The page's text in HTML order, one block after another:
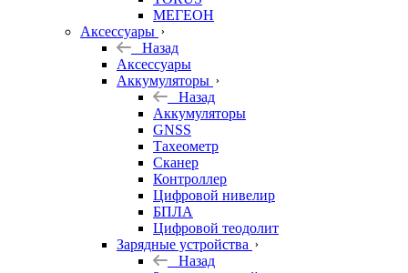
МЕГЕОН
Аксессуары
Назад
Аксессуары
Аккумуляторы
Назад
Аккумуляторы
GNSS
Тахеометр
Сканер
Контроллер
Цифровой нивелир
БПЛА
Цифровой теодолит
Зарядные устройства
Назад